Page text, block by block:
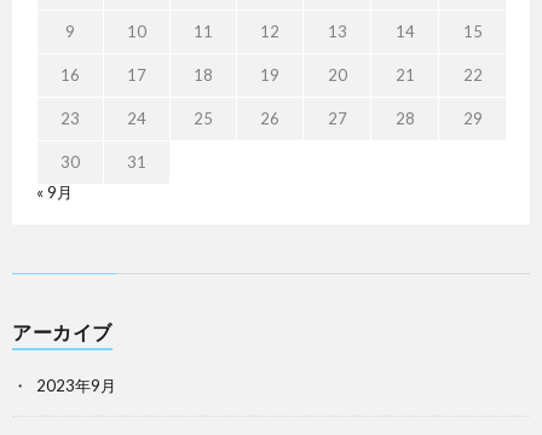
9 10 11 12 13 14 15
16 17 18 19 20 21 22
23 24 25 26 27 28 29
30
31
« 9月
アーカイブ
2023年9月